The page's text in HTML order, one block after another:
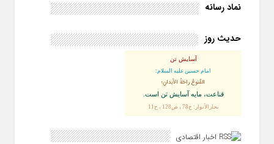
نماد رسانه
حدیث روز
آسایش تن
امام حسین علیه السلام:
القُنوعُ راحَةُ الأبدانِ؛
قناعت، مايه آسايش تن است.
بحارالأنوار: ج78 ، ص128 ، ح11
اخبار اقتصادی